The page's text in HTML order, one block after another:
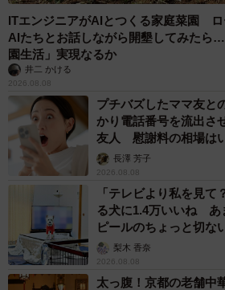
ITエンジニアがAIとつくる家庭菜園
AIたちとお話しながら開墾してみた
園生活」実現なるか
井二 かける
2026.08.08
プチバズしたママ友
かり電話番号を流出さ
友人 慰謝料の相場は
解説】長澤 芳子
2026.08.08
「テレビより私を見
る犬に1.4万いいね あ
ピールのちょっと切な
梨木 香奈
2026.08.08
太っ腹！京都の老舗中